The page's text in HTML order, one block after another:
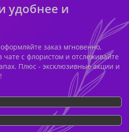
удобнее и
заказ мгновенно,
чате с флористом и отслеживайте
Плюс - эксклюзивные акции и